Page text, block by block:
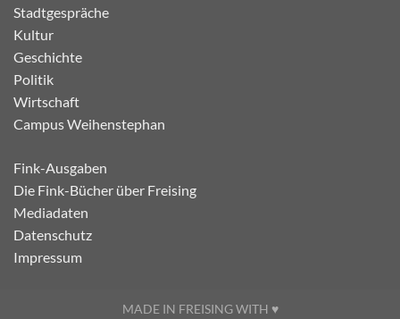
Stadtgespräche
Kultur
Geschichte
Politik
Wirtschaft
Campus Weihenstephan
Fink-Ausgaben
Die Fink-Bücher über Freising
Mediadaten
Datenschutz
Impressum
MADE IN FREISING WITH ♥